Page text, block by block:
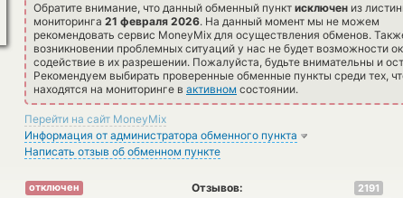
Обратите внимание, что данный обменный пункт исключен из
мониторинга 21 февраля 2026. На данный момент мы не можем
рекомендовать сервис MoneyMix для осуществления обменов.
возникновении проблемных ситуаций у нас не будет возможности
содействие в их разрешении. Пожалуйста, будьте внимательны и
Рекомендуем выбирать проверенные обменные пункты среди тех,
находятся на мониторинге в активном состоянии.
Перейти на сайт MoneyMix
Информация от администратора обменного пункта
Написать отзыв об обменном пункте
отключен Отзывов: 2191